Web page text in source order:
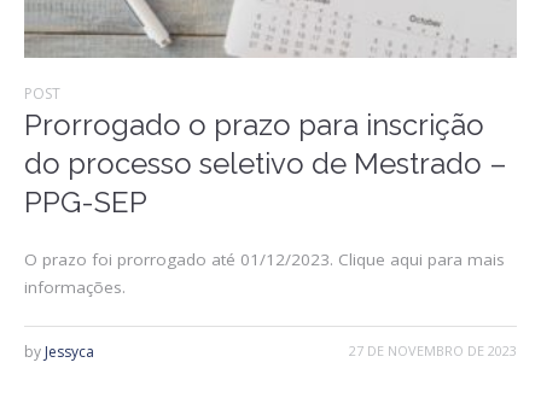
POST
Prorrogado o prazo para inscrição
do processo seletivo de Mestrado –
PPG-SEP
O prazo foi prorrogado até 01/12/2023. Clique aqui para mais
informações.
27 DE NOVEMBRO DE 2023
by Jessyca